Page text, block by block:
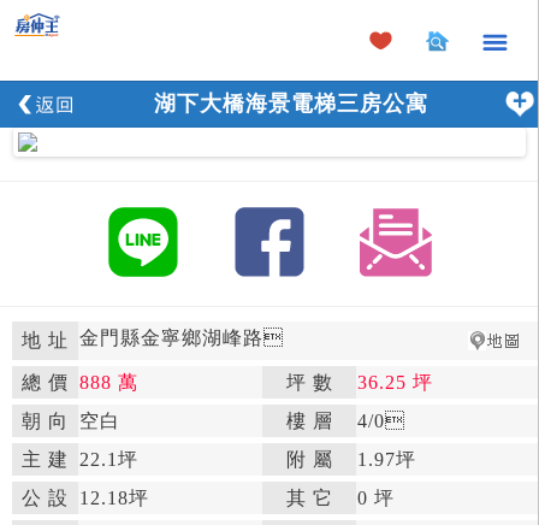
×
湖下大橋海景電梯三房公寓
地 址 金門縣金寧鄉湖峰路
總 價 888 萬 坪 數 36.25 坪
朝 向
空白 樓 層 4/0
主 建
22.1坪 附 屬 1.97坪
公 設
12.18坪 其 它
0 坪